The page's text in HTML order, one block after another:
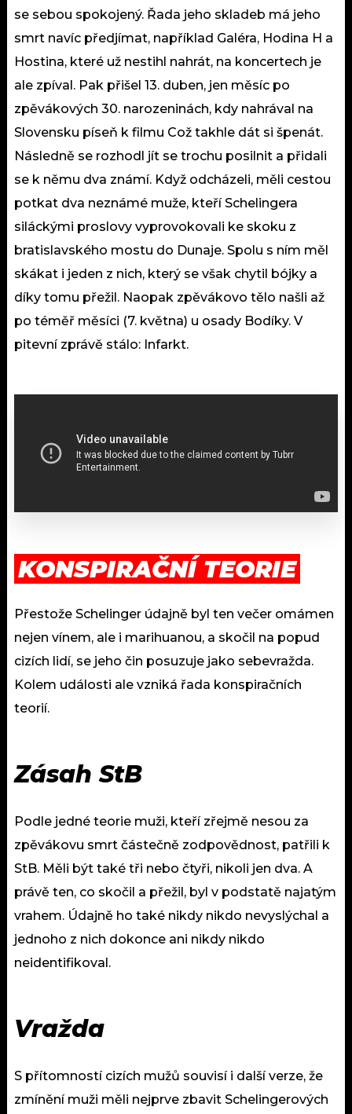
se sebou spokojený. Řada jeho skladeb má jeho
smrt navíc předjímat, například Galéra, Hodina H a
Hostina, které už nestihl nahrát, na koncertech je
ale zpíval. Pak přišel 13. duben, jen měsíc po
zpěvákových 30. narozeninách, kdy nahrával na
Slovensku píseň k filmu Což takhle dát si špenát.
Následně se rozhodl jít se trochu posilnit a přidali
se k němu dva známí. Když odcházeli, měli cestou
potkat dva neznámé muže, kteří Schelingera
siláckými proslovy vyprovokovali ke skoku z
bratislavského mostu do Dunaje. Spolu s ním měl
skákat i jeden z nich, který se však chytil bójky a
díky tomu přežil. Naopak zpěvákovo tělo našli až
po téměř měsíci (7. května) u osady Bodíky. V
pitevní zprávě stálo: Infarkt.
KONSPIRAČNÍ TEORIE
Přestože Schelinger údajně byl ten večer omámen
nejen vínem, ale i marihuanou, a skočil na popud
cizích lidí, se jeho čin posuzuje jako sebevražda.
Kolem události ale vzniká řada konspiračních
teorií.
Zásah StB
Podle jedné teorie muži, kteří zřejmě nesou za
zpěvákovu smrt částečně zodpovědnost, patřili k
StB. Měli být také tři nebo čtyři, nikoli jen dva. A
právě ten, co skočil a přežil, byl v podstatě najatým
vrahem. Údajně ho také nikdy nikdo nevyslýchal a
jednoho z nich dokonce ani nikdy nikdo
neidentifikoval.
Vražda
S přítomností cizích mužů souvisí i další verze, že
zmínění muži měli nejprve zbavit Schelingerových